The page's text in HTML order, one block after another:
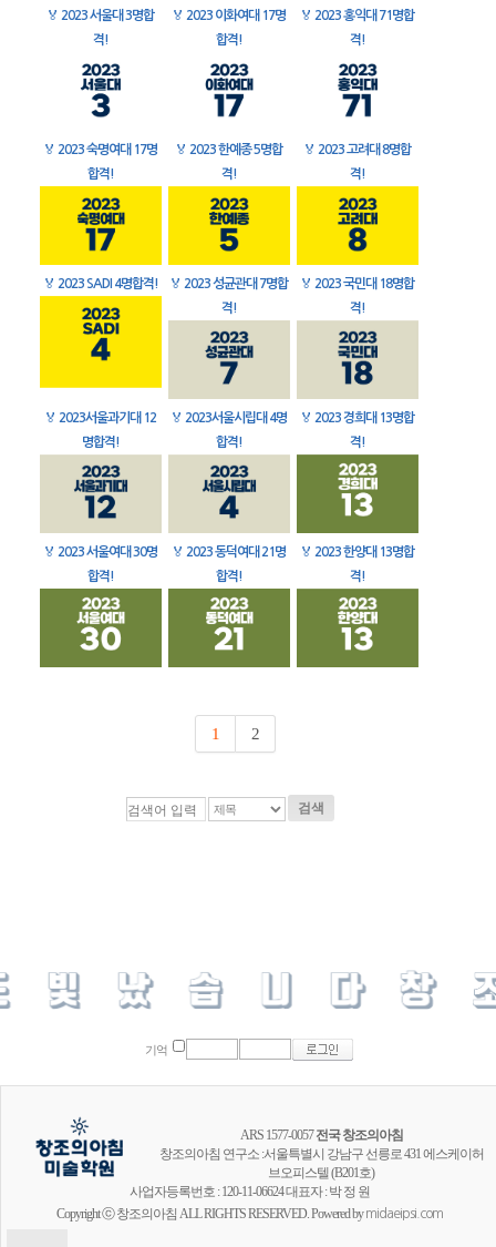
🏅 2023 서울대 3명합
격!
🏅 2023 이화여대 17명
합격!
🏅 2023 홍익대 71명합
격!
🏅 2023 숙명여대 17명
합격!
🏅 2023 한예종 5명합
격!
🏅 2023 고려대 8명합
격!
🏅 2023 SADI 4명합격! 🏅 2023 성균관대 7명합
격!
🏅 2023 국민대 18명합
격!
🏅 2023서울과기대 12
명합격!
🏅 2023서울시립대 4명
합격!
🏅 2023 경희대 13명합
격!
🏅 2023 서울여대 30명
합격!
🏅 2023 동덕여대 21명
합격!
🏅 2023 한양대 13명합
격!
1 2
검색
기억
ARS 1577-0057전국 창조의아침
창조의아침 연구소 :서울특별시 강남구 선릉로 431 에스케이허
브오피스텔 (B201호)
사업자등록번호 : 120-11-06624 대표자 : 박 정 원
Copyright ⓒ 창조의아침 ALL RIGHTS RESERVED. Powered bymidaeipsi.com